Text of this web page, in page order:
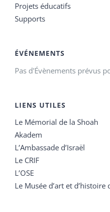
Projets éducatifs
Supports
ÉVÉNEMENTS
Pas d'Évènements prévus
LIENS UTILES
Le Mémorial de la Shoah
Akadem
L’Ambassade d’Israël
Le CRIF
L’OSE
Le Musée d’art et d’histoire